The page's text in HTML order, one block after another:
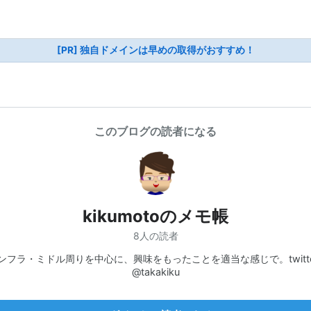
[PR] 独自ドメインは早めの取得がおすすめ！
このブログの読者になる
kikumotoのメモ帳
8人の読者
フラ・ミドル周りを中心に、興味をもったことを適当な感じで。
@takakiku